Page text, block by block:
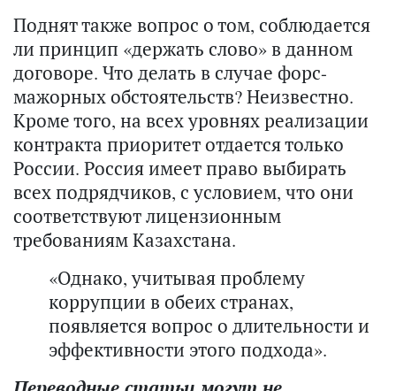
Поднят также вопрос о том, соблюдается
ли принцип «держать слово» в данном
договоре. Что делать в случае форс-
мажорных обстоятельств? Неизвестно.
Кроме того, на всех уровнях реализации
контракта приоритет отдается только
России. Россия имеет право выбирать
всех подрядчиков, с условием, что они
соответствуют лицензионным
требованиям Казахстана.
«Однако, учитывая проблему
коррупции в обеих странах,
появляется вопрос о длительности и
эффективности этого подхода».